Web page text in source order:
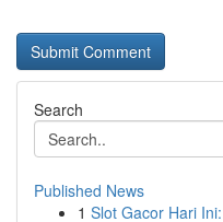
Search
Published News
1 Slot Gacor Hari